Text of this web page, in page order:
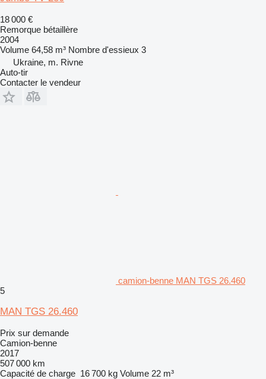
18 000 €
Remorque bétaillère
2004
Volume 64,58 m³ Nombre d'essieux 3
Ukraine, m. Rivne
Auto-tir
Contacter le vendeur
camion-benne MAN TGS 26.460
5
MAN TGS 26.460
Prix sur demande
Camion-benne
2017
507 000 km
Capacité de charge 16 700 kg Volume 22 m³